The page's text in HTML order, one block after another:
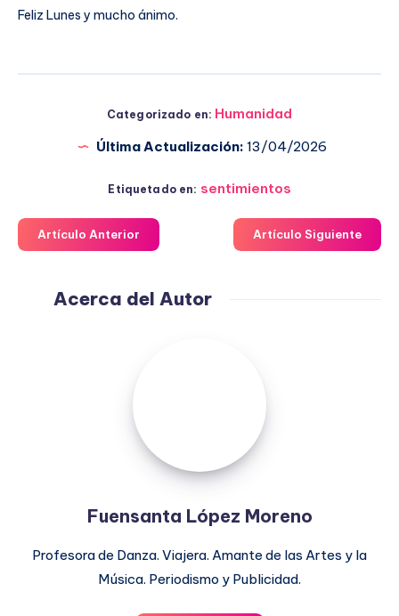
Feliz Lunes y mucho ánimo.
Categorizado en: Humanidad
Última Actualización: 13/04/2026
Etiquetado en: sentimientos
Artículo Anterior Artículo Siguiente
Acerca del Autor
Fuensanta López Moreno
Profesora de Danza. Viajera. Amante de las Artes y la
Música. Periodismo y Publicidad.